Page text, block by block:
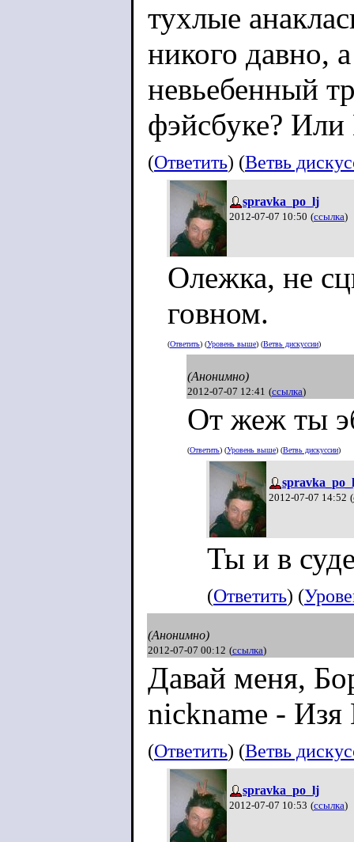
тухлые
никого давно,
невьебенный
фэйсбуке? Или
(Ответить) (Ветвь
spravka_po_lj
2012-07-07 10:50 (ссылка)
Олежка, не
говном.
(Ответить) (Уровень выше) (Ветвь дискуссии)
(Анонимно)
2012-07-07 12:41 (ссылка)
От жеж ты
(Ответить) (Уровень выше) (Ветвь дискуссии)
2012-07-07 14:52 (
Ты и в
(Ответить) (
(Анонимно)
2012-07-07 00:12 (ссылка)
Давай меня,
nickname -
(Ответить) (Ветвь
spravka_po_lj
2012-07-07 10:53 (ссылка)